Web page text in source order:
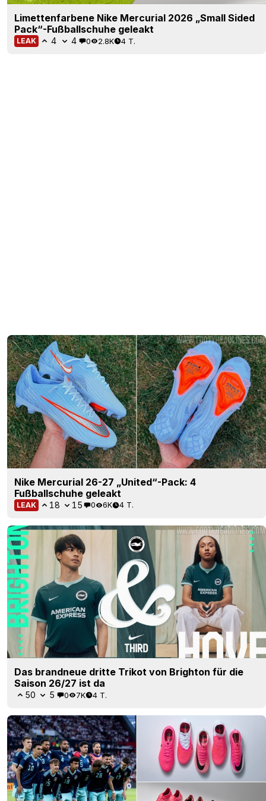
Limettenfarbene Nike Mercurial 2026 „Small Sided
Pack“-Fußballschuhe geleakt
LEAK 4 4 0 2.8K 4 T.
Nike Mercurial 26-27 „United“-Pack: 4
Fußballschuhe geleakt
LEAK 18 15 0 6K 4 T.
Das brandneue dritte Trikot von Brighton für die
Saison 26/27 ist da
50 5 0 7K 4 T.